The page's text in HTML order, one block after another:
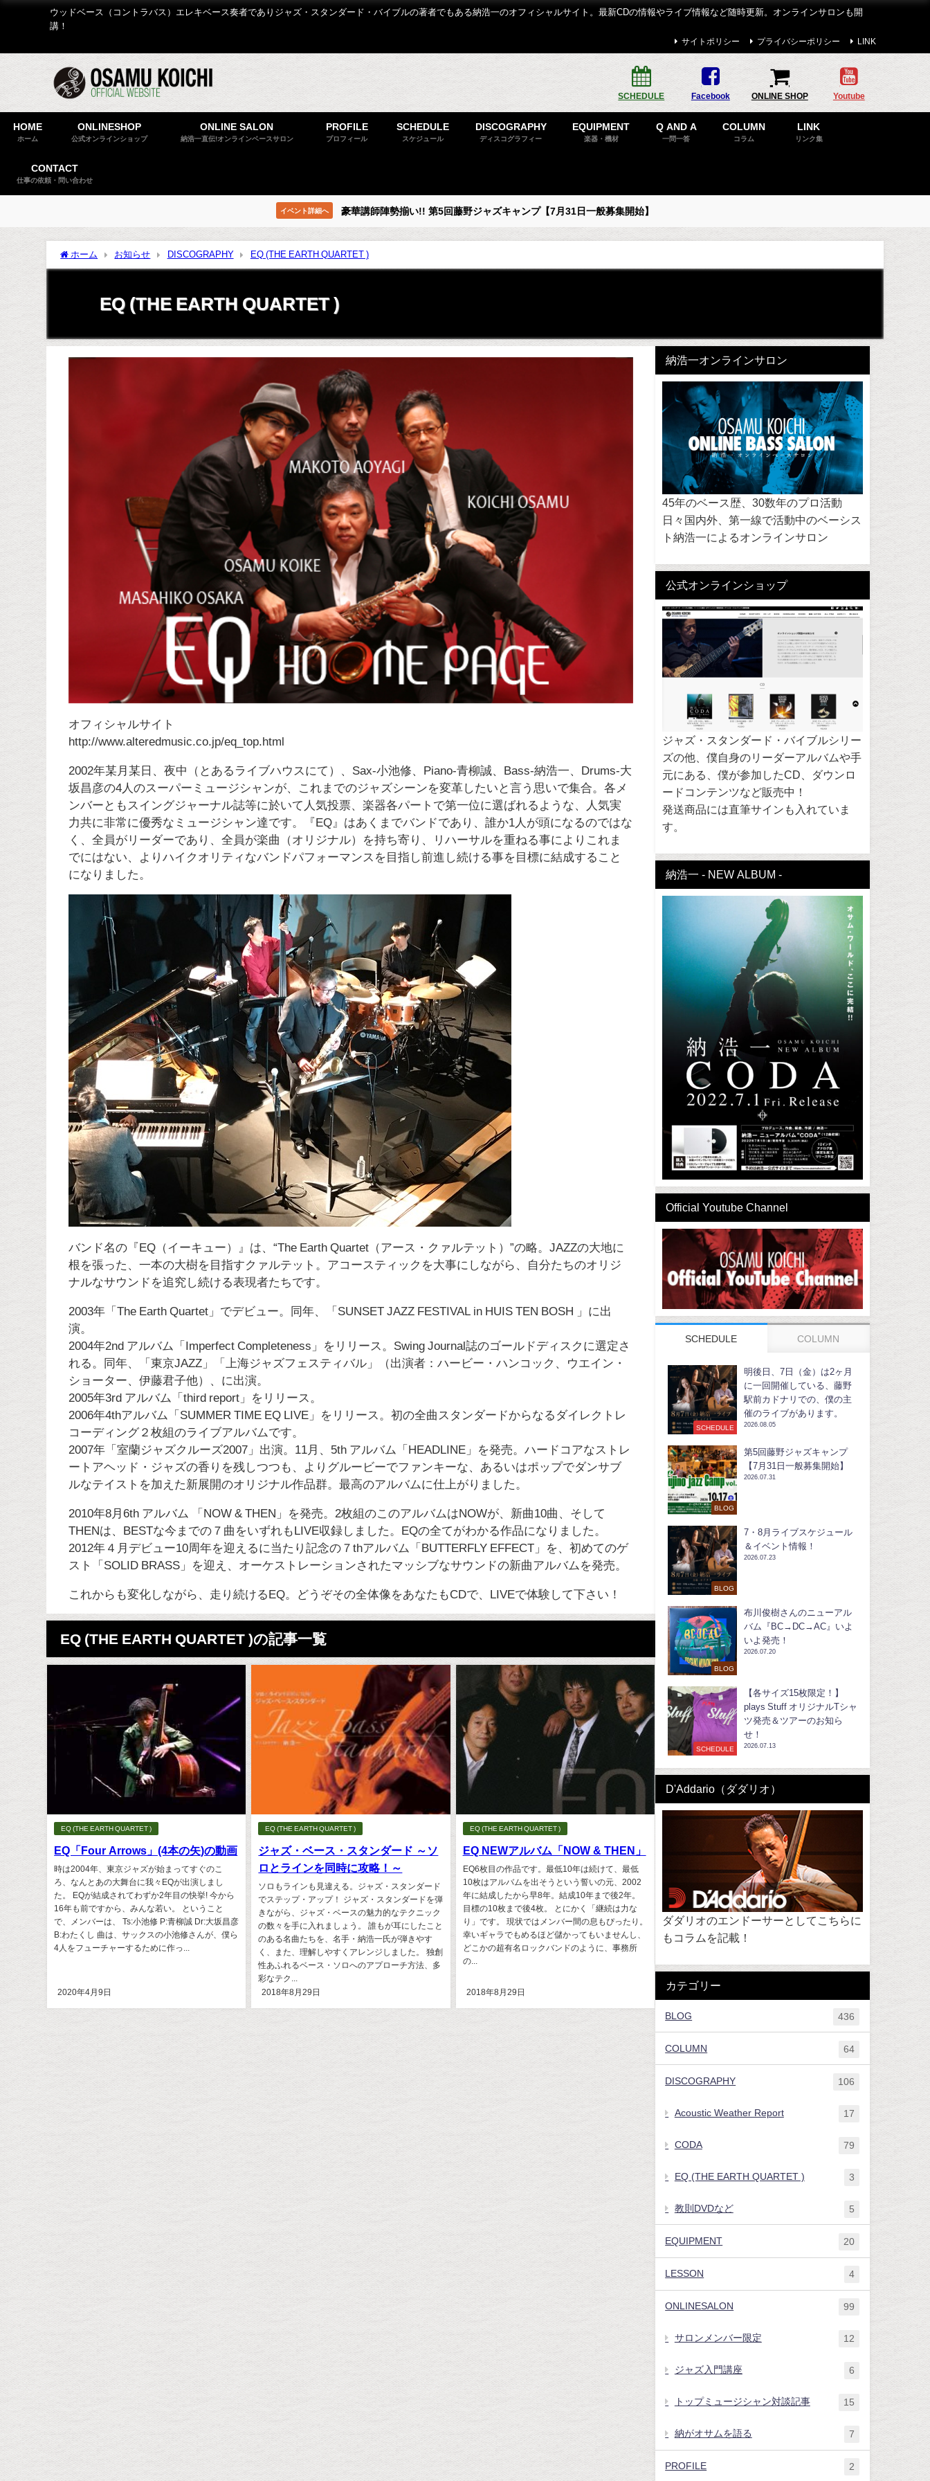
ウッドベース（コントラバス）エレキベース奏者でありジャズ・スタンダード・バイブルの著者でもある納浩一のオフィシャルサイト。最新CDの情報やライブ情報など随時更新。オンラインサロンも開
講！
サイトポリシー プライバシーポリシー LINK
SCHEDULE Facebook ONLINE SHOP Youtube
HOME
ホーム
ONLINESHOP
公式オンラインショップ
ONLINE SALON
納浩一直伝!オンラインベースサロン
PROFILE
プロフィール
SCHEDULE
スケジュール
DISCOGRAPHY
ディスコグラフィー
EQUIPMENT
楽器・機材
Q AND A
一問一答
COLUMN
コラム
LINK
リンク集
CONTACT
仕事の依頼・問い合わせ
イベント詳細へ 豪華講師陣勢揃い!! 第5回藤野ジャズキャンプ【7月31日一般募集開始】
ホーム お知らせ DISCOGRAPHY EQ (THE EARTH QUARTET )
EQ (THE EARTH QUARTET )
オフィシャルサイト
http://www.alteredmusic.co.jp/eq_top.html
2002年某月某日、夜中（とあるライブハウスにて）、Sax-小池修、Piano-青柳誠、Bass-納浩一、Drums-大
坂昌彦の4人のスーパーミュージシャンが、これまでのジャズシーンを変革したいと言う思いで集合。各メ
ンバーともスイングジャーナル誌等に於いて人気投票、楽器各パートで第一位に選ばれるような、人気実
力共に非常に優秀なミュージシャン達です。『EQ』はあくまでバンドであり、誰か1人が頭になるのではな
く、全員がリーダーであり、全員が楽曲（オリジナル）を持ち寄り、リハーサルを重ねる事によりこれま
でにはない、よりハイクオリティなバンドパフォーマンスを目指し前進し続ける事を目標に結成すること
になりました。
バンド名の『EQ（イーキュー）』は、“The Earth Quartet（アース・クァルテット）”の略。JAZZの大地に
根を張った、一本の大樹を目指すクァルテット。アコースティックを大事にしながら、自分たちのオリジ
ナルなサウンドを追究し続ける表現者たちです。
2003年「The Earth Quartet」でデビュー。同年、「SUNSET JAZZ FESTIVAL in HUIS TEN BOSH 」に出
演。
2004年2nd アルバム「Imperfect Completeness」をリリース。Swing Journal誌のゴールドディスクに選定さ
れる。同年、「東京JAZZ」「上海ジャズフェスティバル」（出演者：ハービー・ハンコック、ウエイン・
ショーター、伊藤君子他）、に出演。
2005年3rd アルバム「third report」をリリース。
2006年4thアルバム「SUMMER TIME EQ LIVE」をリリース。初の全曲スタンダードからなるダイレクトレ
コーディング２枚組のライブアルバムです。
2007年「室蘭ジャズクルーズ2007」出演。11月、5th アルバム「HEADLINE」を発売。ハードコアなストレ
ートアヘッド・ジャズの香りを残しつつも、よりグルービーでファンキーな、あるいはポップでダンサブ
ルなテイストを加えた新展開のオリジナル作品群。最高のアルバムに仕上がりました。
2010年8月6th アルバム 「NOW & THEN」を発売。2枚組のこのアルバムはNOWが、新曲10曲、そして
THENは、BESTな今までの７曲をいずれもLIVE収録しました。EQの全てがわかる作品になりました。
2012年４月デビュー10周年を迎えるに当たり記念の７thアルバム「BUTTERFLY EFFECT」を、初めてのゲ
スト「SOLID BRASS」を迎え、オーケストレーションされたマッシブなサウンドの新曲アルバムを発売。
これからも変化しながら、走り続けるEQ。どうぞその全体像をあなたもCDで、LIVEで体験して下さい！
EQ (THE EARTH QUARTET )の記事一覧
EQ (THE EARTH QUARTET )
EQ「Four Arrows」(4本の矢)の動画
時は2004年、東京ジャズが始まってすぐのこ
ろ、なんとあの大舞台に我々EQが出演しまし
た。 EQが結成されてわずか2年目の快挙! 今から
16年も前ですから、みんな若い。 ということ
で、メンバーは、 Ts:小池修 P:青柳誠 Dr:大坂昌彦
B:わたくし 曲は、サックスの小池修さんが、僕ら
4人をフューチャーするために作っ...
2020年4月9日
EQ (THE EARTH QUARTET )
ジャズ・ベース・スタンダード ～ソ
ロとラインを同時に攻略！～
ソロもラインも見違える。ジャズ・スタンダード
でステップ・アップ！ ジャズ・スタンダードを弾
きながら、ジャズ・ベースの魅力的なテクニック
の数々を手に入れましょう。 誰もが耳にしたこと
のある名曲たちを、名手・納浩一氏が弾きやす
く、また、理解しやすくアレンジしました。 独創
性あふれるベース・ソロへのアプローチ方法、多
彩なテク...
2018年8月29日
EQ (THE EARTH QUARTET )
EQ NEWアルバム「NOW & THEN」
EQ6枚目の作品です。最低10年は続けて、最低
10枚はアルバムを出そうという誓いの元、2002
年に結成したから早8年。結成10年まで後2年。
目標の10枚まで後4枚。 とにかく「継続は力な
り」です。 現状ではメンバー間の息もぴったり。
幸いギャラでもめるほど儲かってもいませんし、
どこかの超有名ロックバンドのように、事務所
の...
2018年8月29日
納浩一オンラインサロン
45年のベース歴、30数年のプロ活動
日々国内外、第一線で活動中のベーシス
ト納浩一によるオンラインサロン
公式オンラインショップ
ジャズ・スタンダード・バイブルシリー
ズの他、僕自身のリーダーアルバムや手
元にある、僕が参加したCD、ダウンロ
ードコンテンツなど販売中！
発送商品には直筆サインも入れていま
す。
納浩一 - NEW ALBUM -
Official Youtube Channel
SCHEDULE COLUMN
SCHEDULE
明後日、7日（金）は2ヶ月
に一回開催している、藤野
駅前カドナリでの、僕の主
催のライブがあります。
2026.08.05
BLOG
第5回藤野ジャズキャンプ
【7月31日一般募集開始】
2026.07.31
BLOG
7・8月ライブスケジュール
＆イベント情報！
2026.07.23
BLOG
布川俊樹さんのニューアル
バム『BC→DC→AC』いよ
いよ発売！
2026.07.20
SCHEDULE
【各サイズ15枚限定！】
plays Stuff オリジナルTシャ
ツ発売＆ツアーのお知ら
せ！
2026.07.13
D'Addario（ダダリオ）
ダダリオのエンドーサーとしてこちらに
もコラムを記載！
カテゴリー
BLOG 436
COLUMN 64
DISCOGRAPHY 106
Acoustic Weather Report 17
CODA 79
EQ (THE EARTH QUARTET ) 3
教則DVDなど 5
EQUIPMENT 20
LESSON 4
ONLINESALON 99
サロンメンバー限定 12
ジャズ入門講座 6
トップミュージシャン対談記事 15
納がオサムを語る 7
PROFILE 2